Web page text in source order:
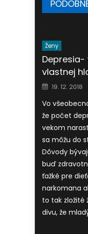
Ženy
Depresia-
vlastnej
Posted
on
19. 12. 2018
Vo
že počet
vekom
sa môžu do
Dôvody
buď
ťažké pre
narkomana
to tak zložité
divu, že